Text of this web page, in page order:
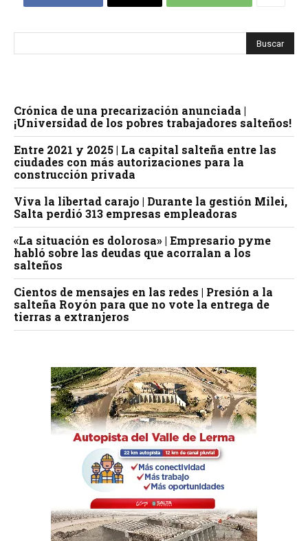
Crónica de una precarización anunciada |
¡Universidad de los pobres trabajadores salteños!
Entre 2021 y 2025 | La capital salteña entre las
ciudades con más autorizaciones para la
construcción privada
Viva la libertad carajo | Durante la gestión Milei,
Salta perdió 313 empresas empleadoras
«La situación es dolorosa» | Empresario pyme
habló sobre las deudas que acorralan a los
salteños
Cientos de mensajes en las redes | Presión a la
salteña Royón para que no vote la entrega de
tierras a extranjeros